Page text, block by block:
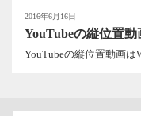
2016年6月16日
YouTubeの縦位置動
YouTubeの縦位置動画